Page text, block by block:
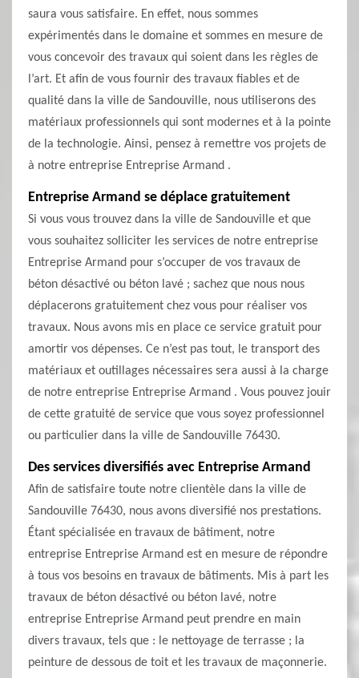
saura vous satisfaire. En effet, nous sommes
expérimentés dans le domaine et sommes en mesure de
vous concevoir des travaux qui soient dans les règles de
l’art. Et afin de vous fournir des travaux fiables et de
qualité dans la ville de Sandouville, nous utiliserons des
matériaux professionnels qui sont modernes et à la pointe
de la technologie. Ainsi, pensez à remettre vos projets de
à notre entreprise Entreprise Armand .
Entreprise Armand se déplace gratuitement
Si vous vous trouvez dans la ville de Sandouville et que
vous souhaitez solliciter les services de notre entreprise
Entreprise Armand pour s’occuper de vos travaux de
béton désactivé ou béton lavé ; sachez que nous nous
déplacerons gratuitement chez vous pour réaliser vos
travaux. Nous avons mis en place ce service gratuit pour
amortir vos dépenses. Ce n’est pas tout, le transport des
matériaux et outillages nécessaires sera aussi à la charge
de notre entreprise Entreprise Armand . Vous pouvez jouir
de cette gratuité de service que vous soyez professionnel
ou particulier dans la ville de Sandouville 76430.
Des services diversifiés avec Entreprise Armand
Afin de satisfaire toute notre clientèle dans la ville de
Sandouville 76430, nous avons diversifié nos prestations.
Étant spécialisée en travaux de bâtiment, notre
entreprise Entreprise Armand est en mesure de répondre
à tous vos besoins en travaux de bâtiments. Mis à part les
travaux de béton désactivé ou béton lavé, notre
entreprise Entreprise Armand peut prendre en main
divers travaux, tels que : le nettoyage de terrasse ; la
peinture de dessous de toit et les travaux de maçonnerie.